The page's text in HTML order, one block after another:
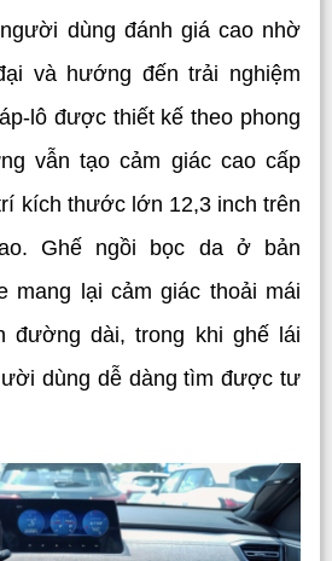
dùng đánh giá cao nhờ
và hướng đến trải nghiệm
lô được thiết kế theo phong
vẫn tạo cảm giác cao cấp
kích thước lớn 12,3 inch trên
Ghế ngồi bọc da ở bản
mang lại cảm giác thoải mái
đường dài, trong khi ghế lái
dùng dễ dàng tìm được tư